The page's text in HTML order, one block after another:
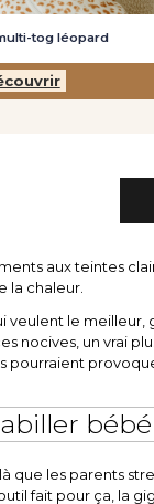
tog léopard
aux teintes
la chaleur.
veulent le meilleur,
nocives, un vrai
pourraient
que les parents
fait pour ça, la